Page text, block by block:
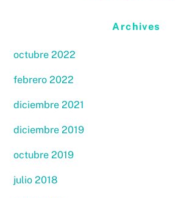
Archives
octubre 2022
febrero 2022
diciembre 2021
diciembre 2019
octubre 2019
julio 2018